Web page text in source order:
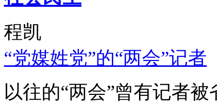
程凯
“党媒姓党”的“两会”记者
以往的“两会”曾有记者